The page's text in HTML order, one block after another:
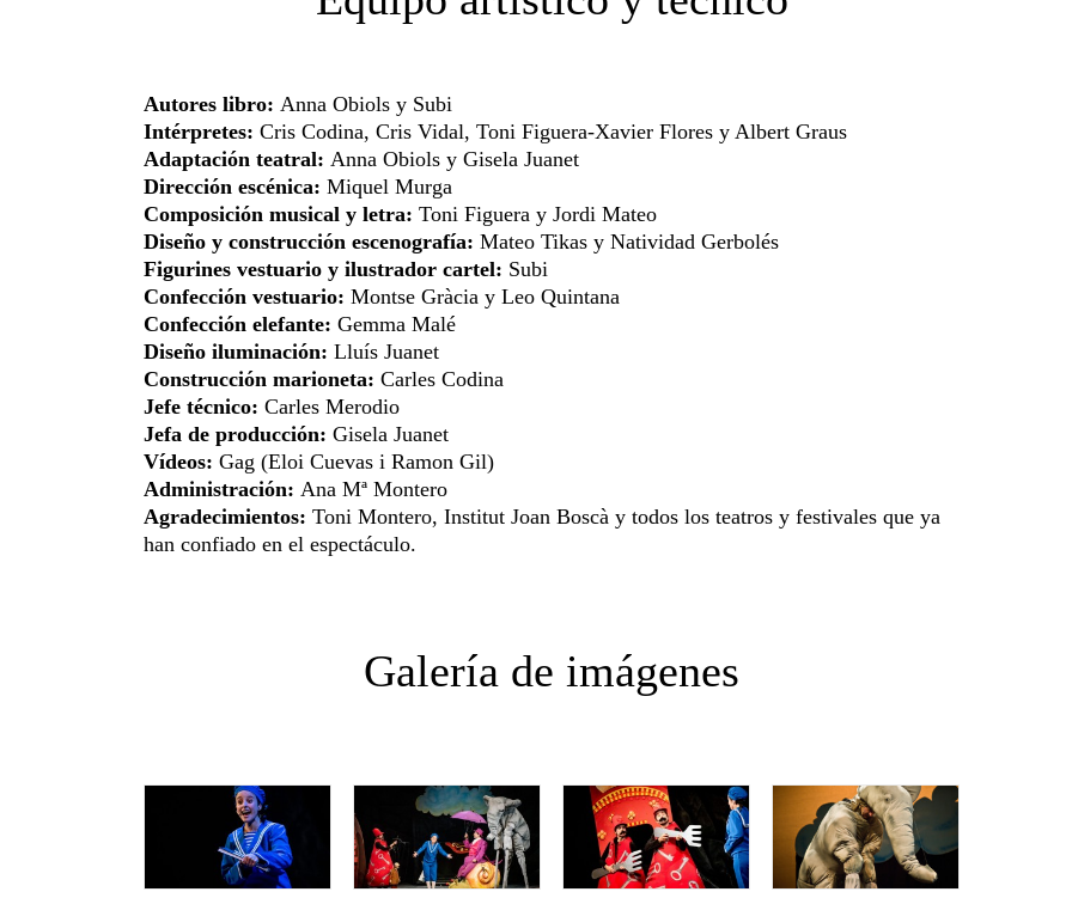
Autores libro: Anna Obiols y Subi
Intérpretes: Cris Codina, Cris Vidal, Toni Figuera-Xavier Flores y Albert Graus
Adaptación teatral: Anna Obiols y Gisela Juanet
Dirección escénica: Miquel Murga
Composición musical y letra: Toni Figuera y Jordi Mateo
Diseño y construcción escenografía: Mateo Tikas y Natividad Gerbolés
Figurines vestuario y ilustrador cartel: Subi
Confección vestuario: Montse Gràcia y Leo Quintana
Confección elefante: Gemma Malé
Diseño iluminación: Lluís Juanet
Construcción marioneta: Carles Codina
Jefe técnico: Carles Merodio
Jefa de producción: Gisela Juanet
Vídeos: Gag (Eloi Cuevas i Ramon Gil)
Administración: Ana Mª Montero
Agradecimientos: Toni Montero, Institut Joan Boscà y todos los teatros y festivales que ya
han confiado en el espectáculo.
Galería de imágenes